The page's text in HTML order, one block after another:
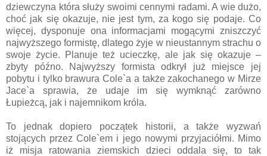
dziewczyna która służy swoimi cennymi radami. A wie dużo,
choć jak się okazuje, nie jest tym, za kogo się podaje. Co
więcej, dysponuje ona informacjami mogącymi zniszczyć
najwyższego formistę, dlatego żyje w nieustannym strachu o
swoje życie. Planuje też ucieczkę, ale jak się okazuje –
zbyty późno. Najwyższy formista odkrył już miejsce jej
pobytu i tylko brawura Cole`a a także zakochanego w Mirze
Jace`a sprawia, że udaje im się wymknąć zarówno
Łupieżcą, jak i najemnikom króla.
To jednak dopiero początek historii, a także wyzwań
stojących przez Cole`em i jego nowymi przyjaciółmi. Mimo
iż misja ratowania ziemskich dzieci oddala się, to tak